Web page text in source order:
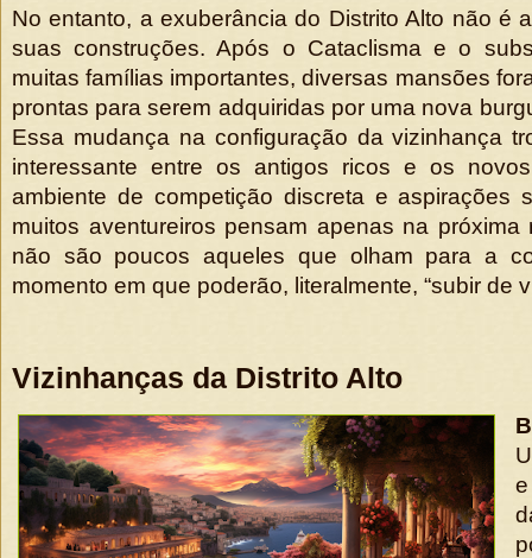
No entanto, a exuberância do Distrito Alto não é
suas construções. Após o Cataclisma e o
muitas famílias importantes, diversas mansões
prontas para serem adquiridas por uma nova
Essa mudança na configuração da vizinhança
interessante entre os antigos ricos e os
ambiente de competição discreta e aspirações
muitos aventureiros pensam apenas na próxima
não são poucos aqueles que olham para a
momento em que poderão, literalmente, “subir de
Vizinhanças da Distrito Alto